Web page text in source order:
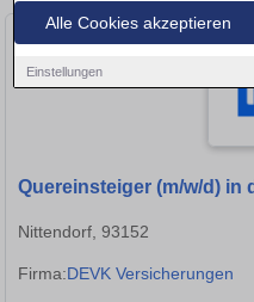
Alle Cookies akzeptieren
Einstellungen
Quereinsteiger (m/w/d)
Nittendorf, 93152
Firma:DEVK Versicherungen